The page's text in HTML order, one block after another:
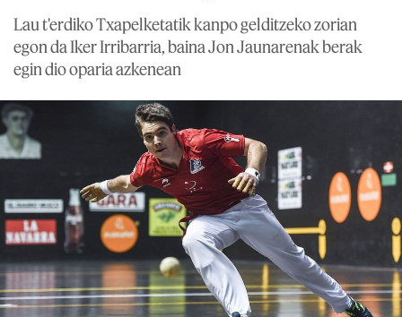
Lau t'erdiko Txapelketatik kanpo gelditzeko zorian
egon da Iker Irribarria, baina Jon Jaunarenak berak
egin dio oparia azkenean